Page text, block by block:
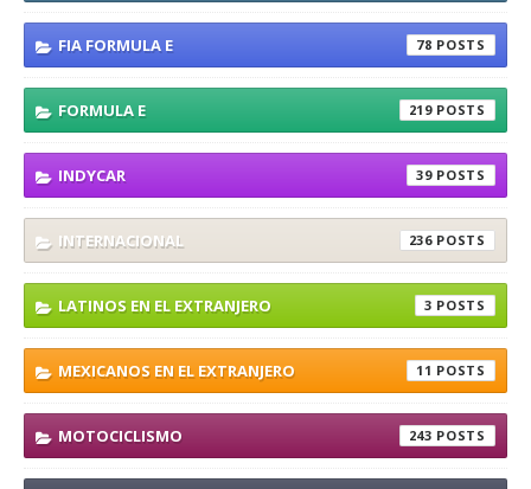
FIA FORMULA E 78
FORMULA E 219
INDYCAR 39
INTERNACIONAL 236
LATINOS EN EL EXTRANJERO 3
MEXICANOS EN EL EXTRANJERO 11
MOTOCICLISMO 243